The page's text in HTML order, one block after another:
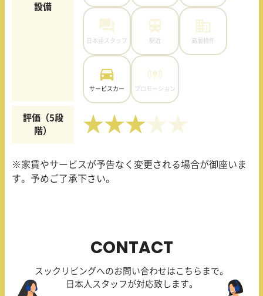
設備
日本語スタッフ 駅近 高層物件
サービスカー プロモーション
評価（5段
階）
★★★
※家賃やサービスが予告なく変更される場合が御座いま
す。予めご了承下さい。
CONTACT
スックリビングへのお問い合わせはこちらまで。
日本人スタッフが対応致します。